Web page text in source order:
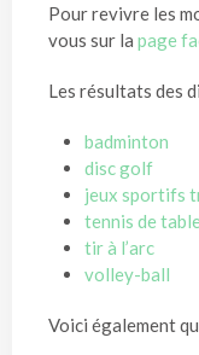
Pour revivre les
vous sur la page
Les résultats des
badminton
disc golf
jeux sportifs
tennis de table
tir à l’arc
volley-ball
Voici également